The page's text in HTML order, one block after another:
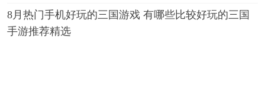
8月热门手机好玩的三国游戏 有哪些比较好玩的三国
手游推荐精选